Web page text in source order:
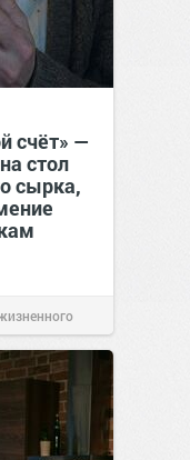
счёт» —
стол
сырка,